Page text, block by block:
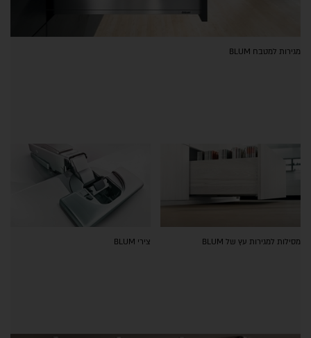
מגירות למטבח BLUM
מסילות למגירות עץ של BLUM צירי BLUM